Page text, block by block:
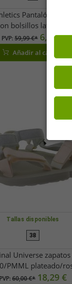
Pantalón
bolsillos laterales
PVP:59,99 €* 6,09 €
Añadir al carrito
Tallas disponibles
38
Universe
PMML plateado/
PVP:60,00 €* 18,29 €